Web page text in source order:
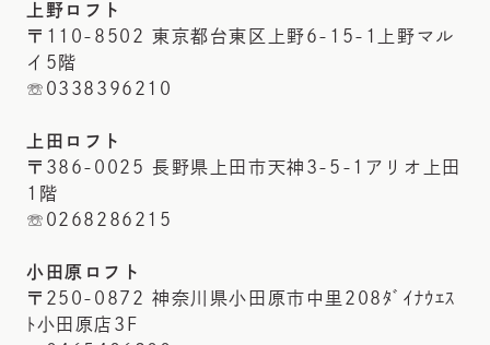
上野ロフト
〒110-8502 東京都台東区上野6-15-1上野マル
イ5階
☏0338396210
上田ロフト
〒386-0025 長野県上田市天神3-5-1アリオ上田
1階
☏0268286215
小田原ロフト
〒250-0872 神奈川県小田原市中里208ﾀﾞｲﾅｳｴｽ
ﾄ小田原店3F